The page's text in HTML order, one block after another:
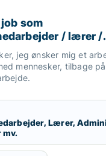
som
som
/ lærer /
medarbejder /
/ hr-
jeg ønsker mig et
mennesker, tilbage
Lærer,
mv.